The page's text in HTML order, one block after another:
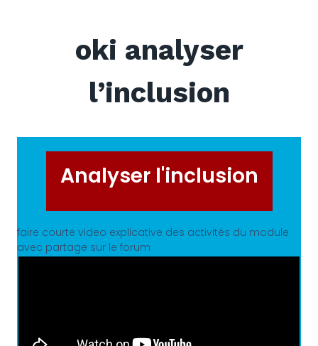
oki analyser
l’inclusion
Analyser l'inclusion
faire courte video explicative des activités du module
avec partage sur le forum